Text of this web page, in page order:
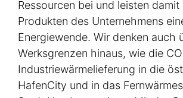
Ressourcen bei und leisten damit
Produkten des Unternehmens
Energiewende. Wir denken auch
Werksgrenzen hinaus, wie die
Industriewärmelieferung in die
HafenCity und in das